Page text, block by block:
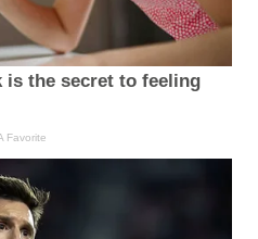
the secret to feeling
Favorite